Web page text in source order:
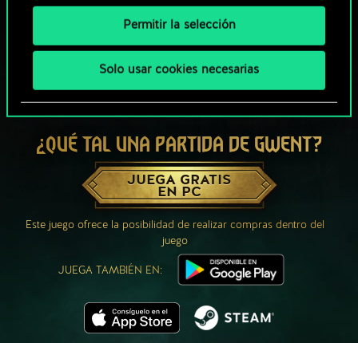
Permitir la selección
Solo usar cookies necesarias
¿QUÉ TAL UNA PARTIDA DE GWENT?
JUEGA GRATIS
EN PC
Este juego ofrece la posibilidad de realizar compras dentro del
juego
JUEGA TAMBIÉN EN: